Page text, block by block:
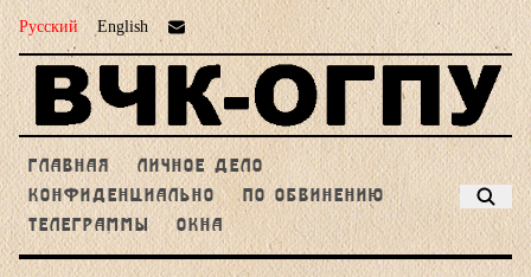
Русский English
ГЛАВНАЯ
ЛИЧНОЕ ДЕЛО
КОНФИДЕНЦИАЛЬНО
ПО ОБВИНЕНИЮ
ТЕЛЕГРАММЫ
ОКНА